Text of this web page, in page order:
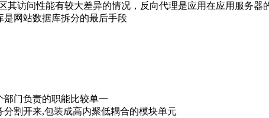
其访问性能有较大差异的情况，反向代理是应用在应用服务器
网站数据库拆分的最后手段
门负责的职能比较单一
割开来,包装成高内聚低耦合的模块单元